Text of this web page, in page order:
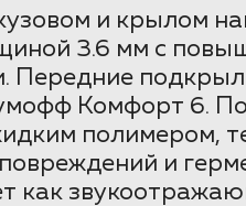
и крылом
3.6 мм с
Передние
Комфорт 6.
полимером,
и
как